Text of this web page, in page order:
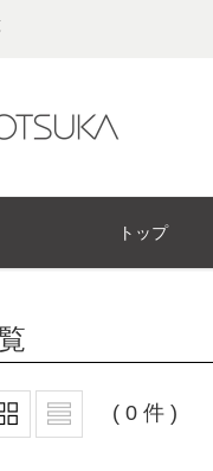
トップ
( 0 件 )